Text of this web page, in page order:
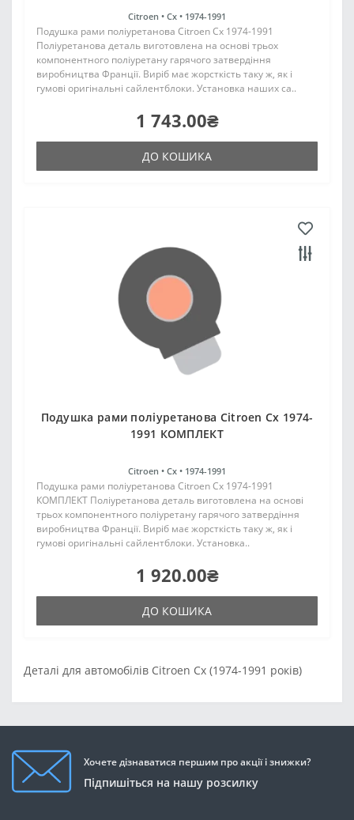
Citroen • Cx • 1974-1991
Подушка рами поліуретанова Citroen Cx 1974-1991
Поліуретанова деталь виготовлена на основі трьох
компонентного поліуретану гарячого затвердіння
виробництва Франції. Виріб має жорсткість таку ж, як і
гумові оригінальні сайлентблоки. Установка наших са..
1 743.00₴
ДО КОШИКА
Подушка рами поліуретанова Citroen Cx 1974-
1991 КОМПЛЕКТ
Citroen • Cx • 1974-1991
Подушка рами поліуретанова Citroen Cx 1974-1991
КОМПЛЕКТ Поліуретанова деталь виготовлена на основі
трьох компонентного поліуретану гарячого затвердіння
виробництва Франції. Виріб має жорсткість таку ж, як і
гумові оригінальні сайлентблоки. Установка..
1 920.00₴
ДО КОШИКА
Деталі для автомобілів Citroen Cx (1974-1991 років)
Хочете дізнаватися першим про акції і знижки?
Підпишіться на нашу розсилку